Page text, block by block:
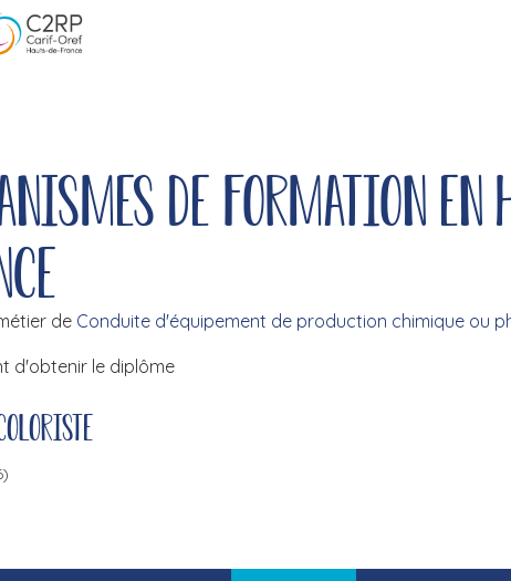
de formation en
de Conduite d'équipement de production chimique ou
d'obtenir le diplôme